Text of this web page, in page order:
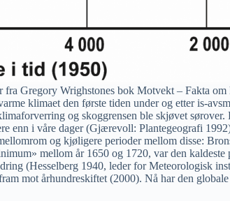
fra Gregory Wrighstones bok Motvekt – Fakta om
klimaet den første tiden under og etter is-
og skoggrensen ble skjøvet
enn i våre dager (Gjærevoll: Plantegeografi
og kjøligere perioder mellom disse:
mellom år 1650 og 1720, var den
(Hesselberg 1940, leder for Meteorologisk
mot århundreskiftet (2000). Nå har den